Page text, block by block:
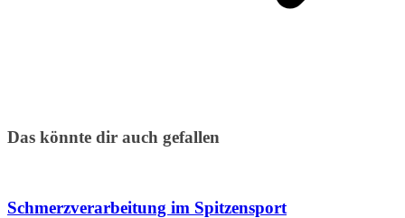
Das könnte dir auch gefallen
Schmerzverarbeitung im Spitzensport